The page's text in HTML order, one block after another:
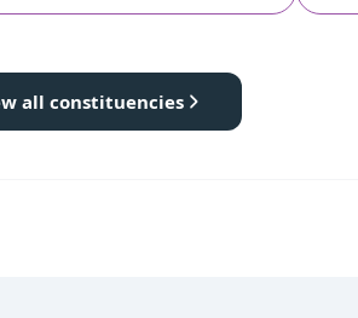
all constituencies